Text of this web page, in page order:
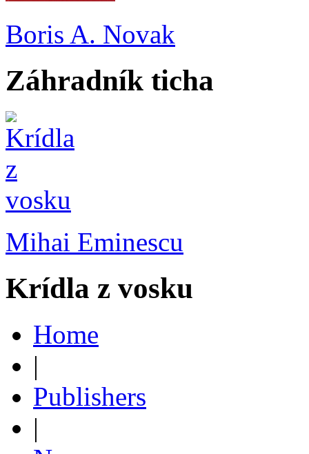
Boris A. Novak
Záhradník ticha
Mihai Eminescu
Krídla z vosku
Home
|
Publishers
|